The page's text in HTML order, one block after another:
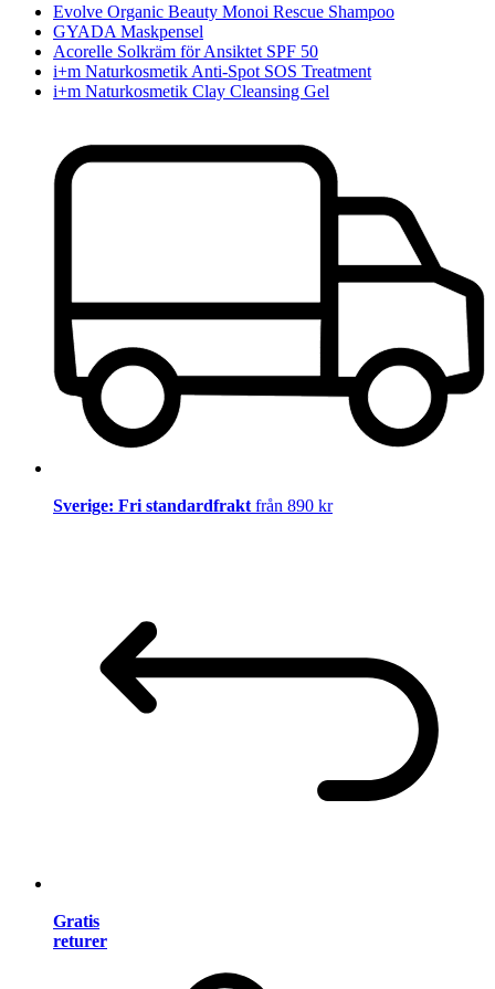
Evolve Organic Beauty Monoi Rescue Shampoo
GYADA Maskpensel
Acorelle Solkräm för Ansiktet SPF 50
i+m Naturkosmetik Anti-Spot SOS Treatment
i+m Naturkosmetik Clay Cleansing Gel
Sverige: Fri standardfrakt från 890 kr
Gratis
returer